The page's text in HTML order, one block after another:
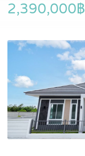
2,390,000฿